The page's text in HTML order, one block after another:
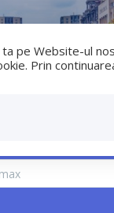
pe Website-ul
Prin